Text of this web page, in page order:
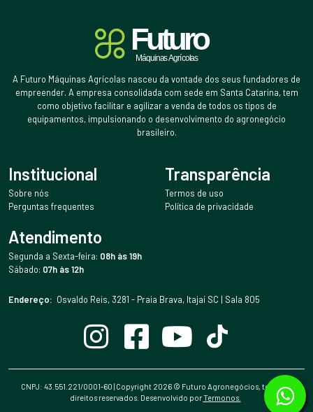
A Futuro Máquinas Agrícolas nasceu da vontade dos seus fundadores de
empreender. A empresa consolidada com sede em Santa Catarina, tem
como objetivo facilitar e agilizar a venda de todos os tipos de
equipamentos, impulsionando o desenvolvimento do agronegócio
brasileiro.
Institucional
Sobre nós
Perguntas frequentes
Transparência
Termos de uso
Política de privacidade
Atendimento
Segunda a Sexta-feira: 08h às 19h
Sábado: 07h às 12h
Endereço: Osvaldo Reis, 3281 - Praia Brava, Itajaí SC | Sala 805
CNPJ: 43.551.221/0001-60 | Copyright 2026© Futuro Agronegócios, todos os
direitos reservados. Desenvolvido por Termonos.